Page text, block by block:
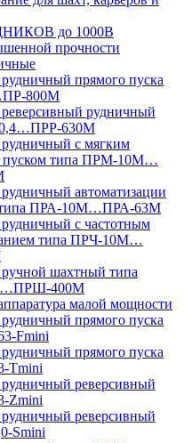
до 1000В
прочности
прямого пуска
800М
реверсивный рудничный
630М
рудничный с мягким
пуском типа ПРМ-10М…
автоматизации
типа ПРА-10М…ПРА-63М
рудничный с частотным
типа ПРЧ-10М…
ручной шахтный типа
400М
малой мощности
прямого пуска
Fmini
прямого пуска
Tmini
рудничный реверсивный
Zmini
рудничный реверсивный
Smini